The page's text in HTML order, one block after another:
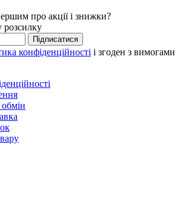
про акції і знижки?
розсилку
Підписатися
конфіденційності і згоден з вимогами